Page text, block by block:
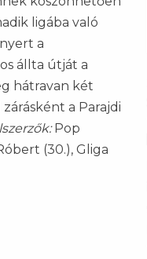
ligába való
a
állta útját a
hátravan két
a Parajdi
Pop
(30.), Gliga